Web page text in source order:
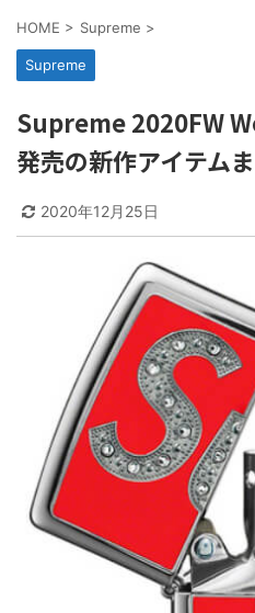
HOME > Supreme >
Supreme
Supreme 2020FW
発売の新作アイテム
2020年12月25日